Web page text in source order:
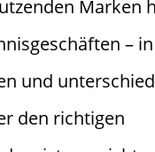
Marken
– in
und
den richtigen